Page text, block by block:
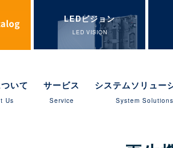
LEDビジョン
LED VISION
いて
Us
サービス
Service
システムソリュー
System Solutions